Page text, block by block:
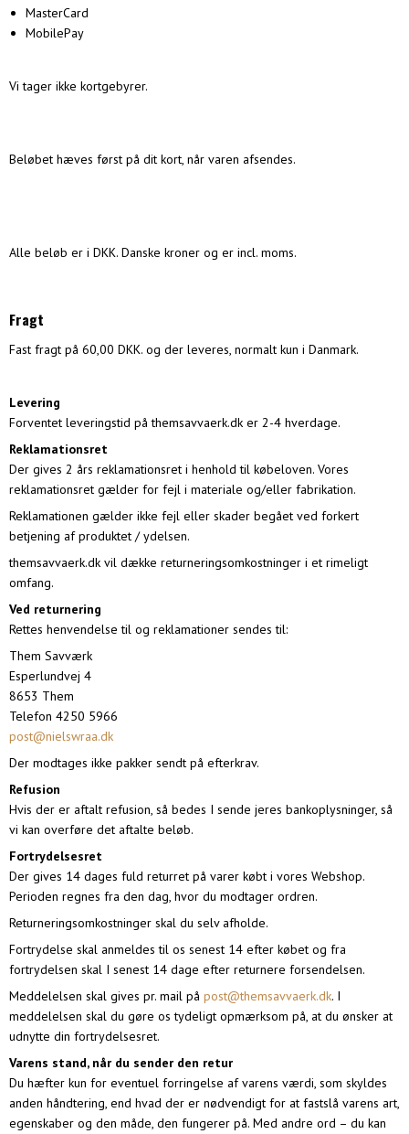
MasterCard
MobilePay
Vi tager ikke kortgebyrer.
Beløbet hæves først på dit kort, når varen afsendes.
Alle beløb er i DKK. Danske kroner og er incl. moms.
Fragt
Fast fragt på 60,00 DKK. og der leveres, normalt kun i Danmark.
Levering
Forventet leveringstid på themsavvaerk.dk er 2-4 hverdage.
Reklamationsret
Der gives 2 års reklamationsret i henhold til købeloven. Vores
reklamationsret gælder for fejl i materiale og/eller fabrikation.
Reklamationen gælder ikke fejl eller skader begået ved forkert
betjening af produktet / ydelsen.
themsavvaerk.dk vil dække returneringsomkostninger i et rimeligt
omfang.
Ved returnering
Rettes henvendelse til og reklamationer sendes til:
Them Savværk
Esperlundvej 4
8653 Them
Telefon 4250 5966
post@nielswraa.dk
Der modtages ikke pakker sendt på efterkrav.
Refusion
Hvis der er aftalt refusion, så bedes I sende jeres bankoplysninger, så
vi kan overføre det aftalte beløb.
Fortrydelsesret
Der gives 14 dages fuld returret på varer købt i vores Webshop.
Perioden regnes fra den dag, hvor du modtager ordren.
Returneringsomkostninger skal du selv afholde.
Fortrydelse skal anmeldes til os senest 14 efter købet og fra
fortrydelsen skal I senest 14 dage efter returnere forsendelsen.
Meddelelsen skal gives pr. mail på post@themsavvaerk.dk. I
meddelelsen skal du gøre os tydeligt opmærksom på, at du ønsker at
udnytte din fortrydelsesret.
Varens stand, når du sender den retur
Du hæfter kun for eventuel forringelse af varens værdi, som skyldes
anden håndtering, end hvad der er nødvendigt for at fastslå varens art,
egenskaber og den måde, den fungerer på. Med andre ord – du kan